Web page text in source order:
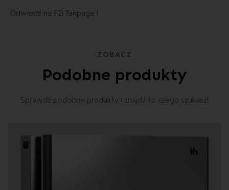
Odwiedź na FB fanpage !
ZOBACZ
Podobne produkty
Sprawdź podobne produkty i znajdź to czego szukasz!